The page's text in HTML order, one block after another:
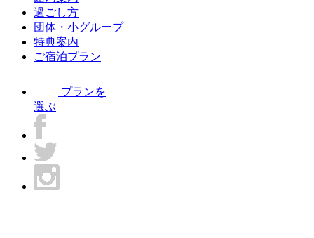
過ごし方
団体・小グループ
特典案内
ご宿泊プラン
プランを
選ぶ